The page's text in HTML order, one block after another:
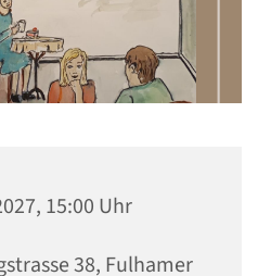
15:00 Uhr
38, Fulhamer